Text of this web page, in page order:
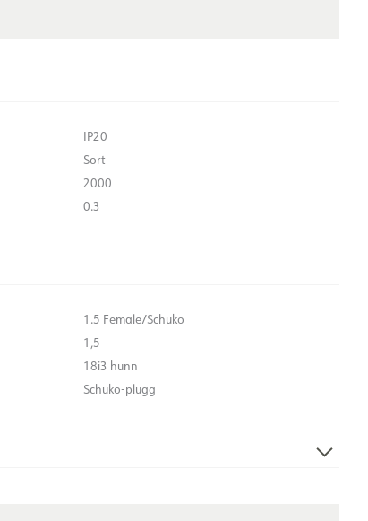
IP20
Sort
2000
0.3
1.5 Female/Schuko
1,5
18i3 hunn
Schuko-plugg